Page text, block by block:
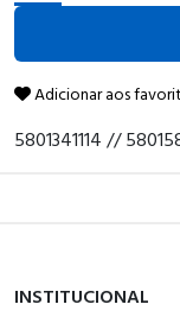
Adicionar aos
5801341114 //
INSTITUCIONAL